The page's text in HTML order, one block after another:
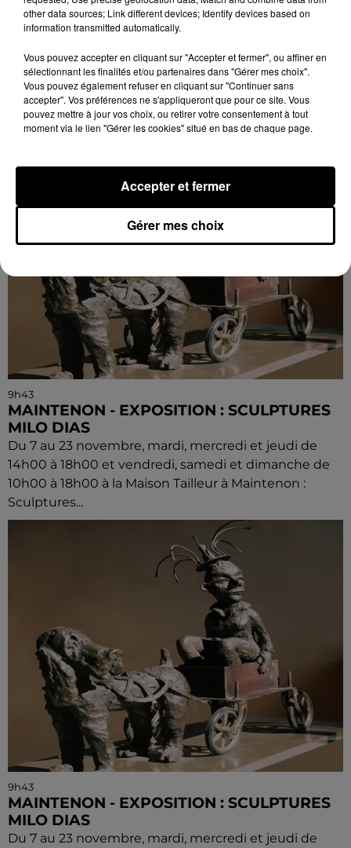
MAINTENON - EXPOSITION : SCULPTURES
MILO DIAS
Du 7 au 23 novembre, mardi, mercredi et jeudi de
14h00 à 18h00 et vendredi, samedi et dimanche de
10h00 à 18h00 à la Maison Tailleur à Maintenon :
Sculptures...
9h43
MAINTENON - EXPOSITION : SCULPTURES
MILO DIAS
Du 7 au 23 novembre, mardi, mercredi et jeudi de
14h00 à 18h00 et vendredi, samedi et dimanche de
10h00 à 18h00 à la Maison Tailleur à Maintenon :
Sculptures...
9h43
MAINTENON - EXPOSITION : SCULPTURES
MILO DIAS
Du 7 au 23 novembre, mardi, mercredi et jeudi de
other data sources; Link different devices; Identify devices based on
information transmitted automatically.
Vous pouvez accepter en cliquant sur "Accepter et fermer", ou affiner en
sélectionnant les finalités et/ou partenaires dans "Gérer mes choix".
Vous pouvez également refuser en cliquant sur "Continuer sans
accepter". Vos préférences ne s'appliqueront que pour ce site. Vous
pouvez mettre à jour vos choix, ou retirer votre consentement à tout
moment via le lien "Gérer les cookies" situé en bas de chaque page.
Gérer mes choix
Accepter et fermer